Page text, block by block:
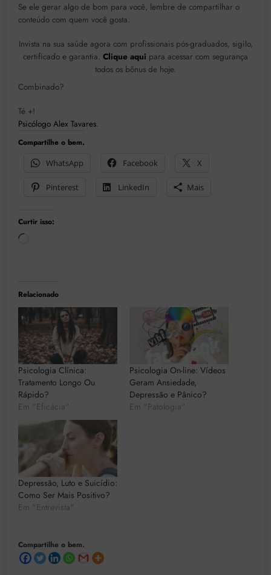
Se ele gerar algo de bom para você, lembre de compartilhar o
conteúdo com quem você gosta.
Invista na sua saúde agora com profissionais pós-graduados, sigilo,
certificado e garantia. Clique aqui para acessar com segurança
todos os bônus de hoje.
Combinado?
Té +!
Psicólogo Alex Tavares.
Compartilhe o bem.
WhatsApp
Facebook X
Pinterest LinkedIn Mais
Curtir isso:
Relacionado
Psicologia Clínica:
Tratamento Longo Ou
Rápido?
Em "Eficácia"
Psicologia On-line: Vídeos
Geram Ansiedade,
Depressão e Pânico?
Em "Patologia"
Depressão, Luto e Suicídio:
Como Ser Mais Positivo?
Em "Entrevista"
Compartilhe o bem.